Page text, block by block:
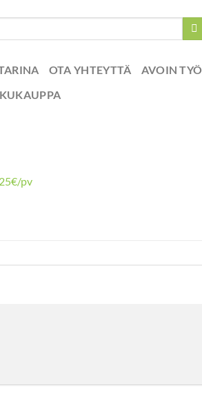
OTA YHTEYTTÄ
AVOIN
pv